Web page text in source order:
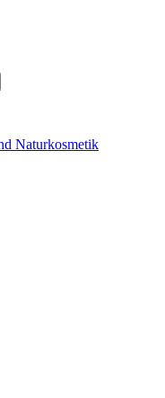
Naturkosmetik